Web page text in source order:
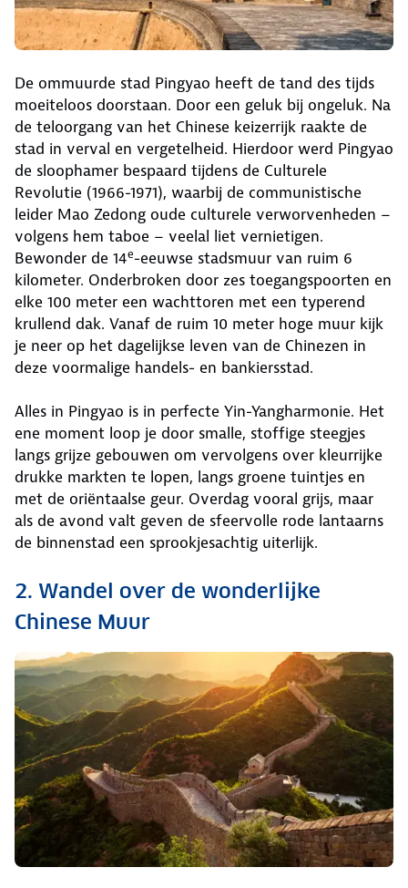
De ommuurde stad Pingyao heeft de tand des tijds
moeiteloos doorstaan. Door een geluk bij ongeluk. Na
de teloorgang van het Chinese keizerrijk raakte de
stad in verval en vergetelheid. Hierdoor werd Pingyao
de sloophamer bespaard tijdens de Culturele
Revolutie (1966-1971), waarbij de communistische
leider Mao Zedong oude culturele verworvenheden –
volgens hem taboe – veelal liet vernietigen.
Bewonder de 14e-eeuwse stadsmuur van ruim 6
kilometer. Onderbroken door zes toegangspoorten en
elke 100 meter een wachttoren met een typerend
krullend dak. Vanaf de ruim 10 meter hoge muur kijk
je neer op het dagelijkse leven van de Chinezen in
deze voormalige handels- en bankiersstad.
Alles in Pingyao is in perfecte Yin-Yangharmonie. Het
ene moment loop je door smalle, stoffige steegjes
langs grijze gebouwen om vervolgens over kleurrijke
drukke markten te lopen, langs groene tuintjes en
met de oriëntaalse geur. Overdag vooral grijs, maar
als de avond valt geven de sfeervolle rode lantaarns
de binnenstad een sprookjesachtig uiterlijk.
2. Wandel over de wonderlijke
Chinese Muur